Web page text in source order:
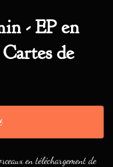
- EP en
de
en téléchargement de